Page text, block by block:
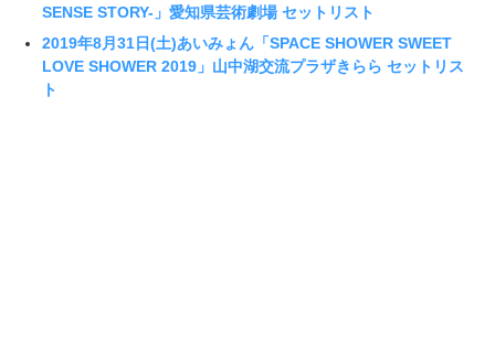
SENSE STORY-」愛知県芸術劇場 セットリスト
2019年8月31日(土)あいみょん「SPACE SHOWER SWEET
LOVE SHOWER 2019」山中湖交流プラザきらら セットリス
ト